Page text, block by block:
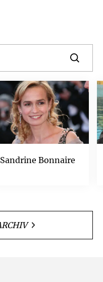
Sandrine Bonnaire